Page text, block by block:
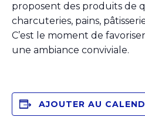
proposent des produits de
charcuteries, pains,
C’est le moment de
une ambiance conviviale.
AJOUTER AU